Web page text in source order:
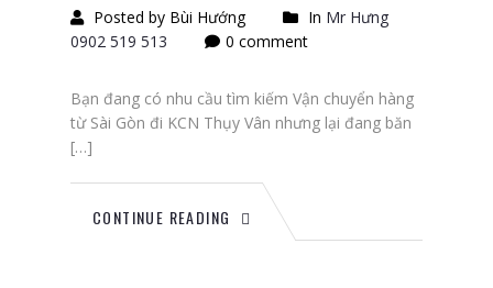
Posted by Bùi Hướng In Mr Hưng
0902 519 513
0 comment
Bạn đang có nhu cầu tìm kiếm Vận chuyển hàng
từ Sài Gòn đi KCN Thụy Vân nhưng lại đang băn
[…]
CONTINUE READING